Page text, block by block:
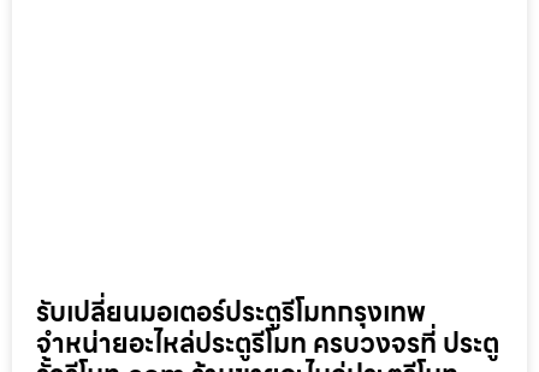
รับเปลี่ยนมอเตอร์ประตูรีโมทกรุงเทพ
จำหน่ายอะไหล่ประตูรีโมท ครบวงจรที่ ประตู